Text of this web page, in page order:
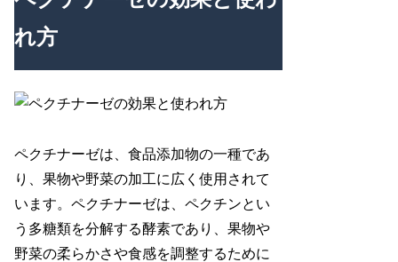
れ方
ペクチナーゼは、食品添加物の一種であ
り、果物や野菜の加工に広く使用されて
います。ペクチナーゼは、ペクチンとい
う多糖類を分解する酵素であり、果物や
野菜の柔らかさや食感を調整するために